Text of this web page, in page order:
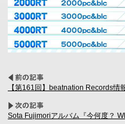
【第161回】beatnation Records情
Sota Fujimoriアルバム『今何度？